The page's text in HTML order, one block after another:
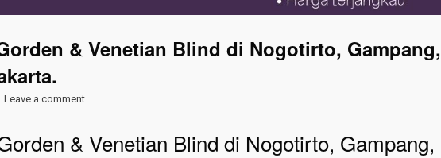
& Venetian Blind di Nogotirto, Gampang,
Leave a comment
& Venetian Blind di Nogotirto, Gampang,